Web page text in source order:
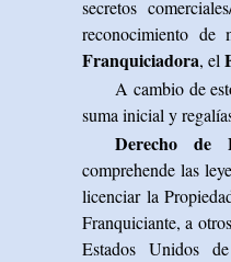
secretos
reconocimiento de
Franquiciadora, el
A cambio de
suma inicial y
Derecho de
comprehende las
licenciar la
Franquiciante, a
Estados Unidos